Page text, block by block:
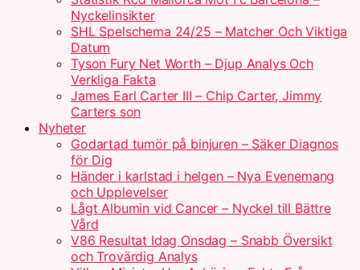
Nyckelinsikter
SHL Spelschema 24/25 – Matcher Och Viktiga
Datum
Tyson Fury Net Worth – Djup Analys Och
Verkliga Fakta
James Earl Carter III – Chip Carter, Jimmy
Carters son
Nyheter
Godartad tumör på binjuren – Säker Diagnos
för Dig
Händer i karlstad i helgen – Nya Evenemang
och Upplevelser
Lågt Albumin vid Cancer – Nyckel till Bättre
Vård
V86 Resultat Idag Onsdag – Snabb Översikt
och Trovärdig Analys